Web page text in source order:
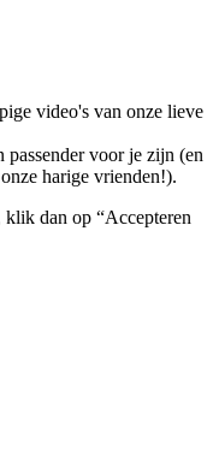
video's van onze lieve
passender voor je zijn (en
harige vrienden!).
klik dan op “Accepteren